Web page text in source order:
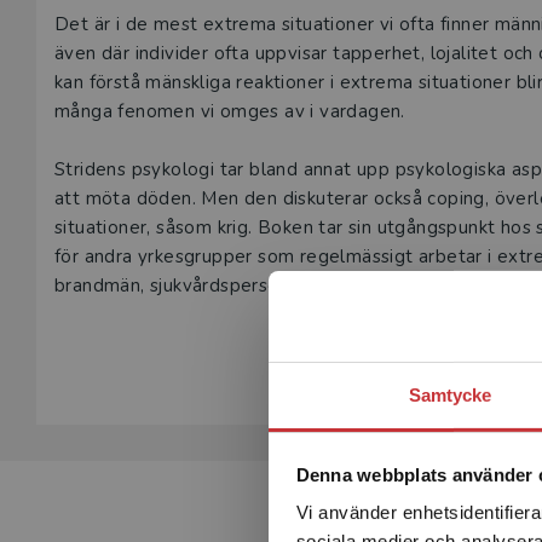
Samtycke
Denna webbplats använder
Vi använder
Beskrivning
Det är i de mest extrema situationer vi ofta finner
även där individer ofta uppvisar tapperhet, lojalitet
kan förstå mänskliga reaktioner i extrema situationer
många fenomen vi omges av i vardagen.
Stridens psykologi tar bland annat upp psykologiska
att möta döden. Men den diskuterar också coping,
situationer, såsom krig. Boken tar sin utgångspunkt
för andra yrkesgrupper som regelmässigt arbetar i
brandmän, sjukvårdspersonal, psykologer och präster.